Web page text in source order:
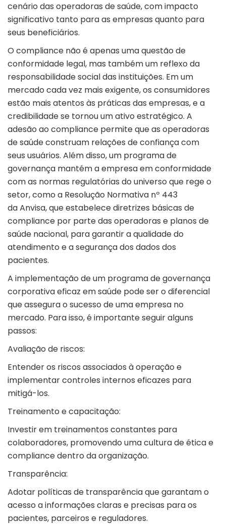
cenário das operadoras de saúde, com impacto
significativo tanto para as empresas quanto para
seus beneficiários.
O compliance não é apenas uma questão de
conformidade legal, mas também um reflexo da
responsabilidade social das instituições. Em um
mercado cada vez mais exigente, os consumidores
estão mais atentos às práticas das empresas, e a
credibilidade se tornou um ativo estratégico. A
adesão ao compliance permite que as operadoras
de saúde construam relações de confiança com
seus usuários. Além disso, um programa de
governança mantém a empresa em conformidade
com as normas regulatórias do universo que rege o
setor, como a Resolução Normativa nº 443
da Anvisa, que estabelece diretrizes básicas de
compliance por parte das operadoras e planos de
saúde nacional, para garantir a qualidade do
atendimento e a segurança dos dados dos
pacientes.
A implementação de um programa de governança
corporativa eficaz em saúde pode ser o diferencial
que assegura o sucesso de uma empresa no
mercado. Para isso, é importante seguir alguns
passos:
Avaliação de riscos:
Entender os riscos associados à operação e
implementar controles internos eficazes para
mitigá-los.
Treinamento e capacitação:
Investir em treinamentos constantes para
colaboradores, promovendo uma cultura de ética e
compliance dentro da organização.
Transparência:
Adotar políticas de transparência que garantam o
acesso a informações claras e precisas para os
pacientes, parceiros e reguladores.